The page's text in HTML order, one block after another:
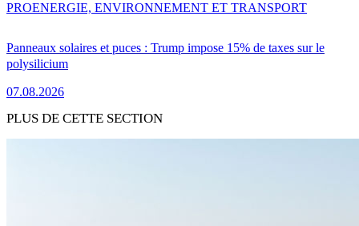
Panneaux solaires et puces : Trump impose 15% de taxes sur le
polysilicium
07.08.2026
PROENERGIE, ENVIRONNEMENT ET TRANSPORT
PLUS DE CETTE SECTION